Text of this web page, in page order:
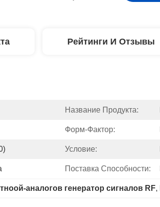
Рейтинги И Отзывы
Название Продукта:
Форм-Фактор:
Условие:
Поставка Способности:
аналогов генератор сигналов RF,